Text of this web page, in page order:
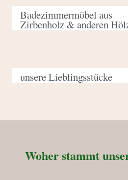
Badezimmermöbel aus
Zirbenholz & anderen
unsere Lieblingsstücke
Woher stammt